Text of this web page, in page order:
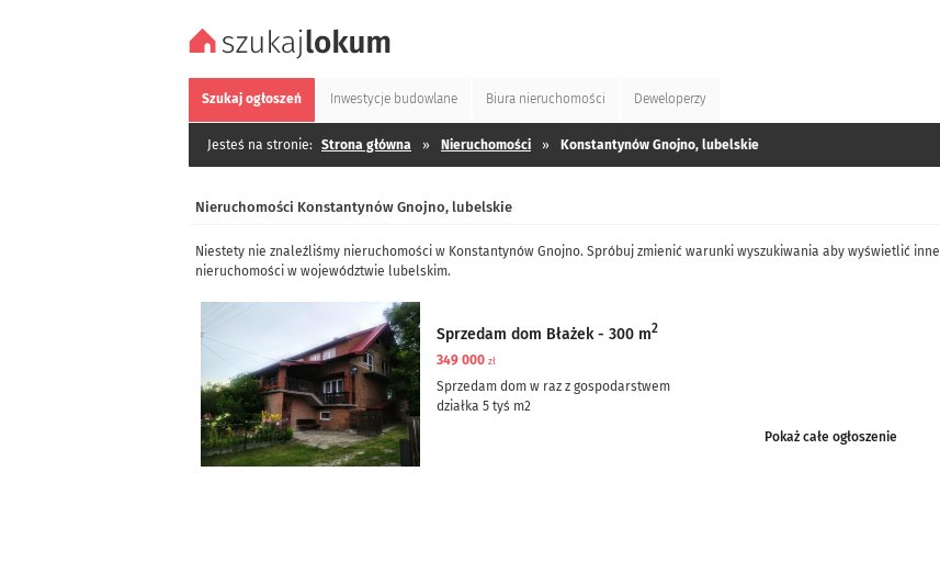
Szukaj ogłoszeń Inwestycje budowlane Biura nieruchomości Deweloperzy
Jesteś na stronie: Strona główna » Nieruchomości » Konstantynów Gnojno, lubelskie
Nieruchomości Konstantynów Gnojno, lubelskie
Niestety nie znaleźliśmy nieruchomości w Konstantynów Gnojno. Spróbuj zmienić warunki wyszukiwania aby wyświetlić inne
nieruchomości w województwie lubelskim.
Sprzedam dom Błażek - 300 m2
349 000 zł
Sprzedam dom w raz z gospodarstwem
działka 5 tyś m2
Pokaż całe ogłoszenie